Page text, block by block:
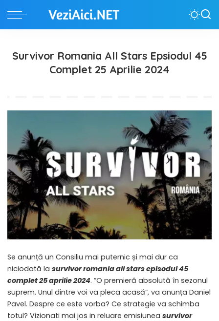
Survivor Romania All Stars Epsiodul 45
Complet 25 Aprilie 2024
Se anunță un Consiliu mai puternic și mai dur ca
niciodată la survivor romania all stars episodul 45
complet 25 aprilie 2024. ”O premieră absolută în sezonul
suprem. Unul dintre voi va pleca acasă”, va anunța Daniel
Pavel. Despre ce este vorba? Ce strategie va schimba
totul? Vizionati mai jos in reluare emisiunea survivor